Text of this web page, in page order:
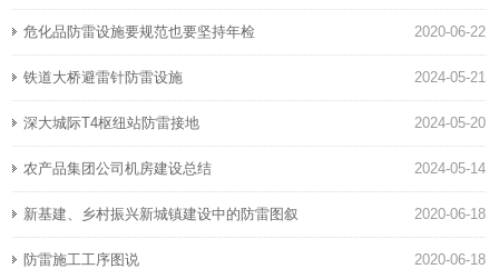
2020-06-22
危化品防雷设施要规范也要坚持年检
2024-05-21
铁道大桥避雷针防雷设施
2024-05-20
深大城际T4枢纽站防雷接地
2024-05-14
农产品集团公司机房建设总结
2020-06-18
新基建、乡村振兴新城镇建设中的防雷图叙
2020-06-18
防雷施工工序图说